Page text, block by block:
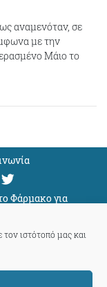
ιστότοπό μας και
αναμενόταν, σε
με την
Μάιο το
Φάρμακο για
Support